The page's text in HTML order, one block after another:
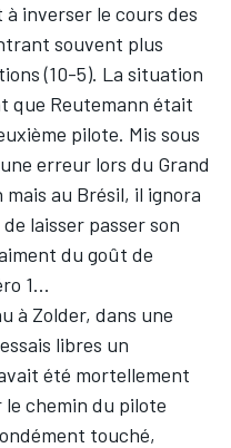
inverser le cours des
souvent plus
(10-5). La situation
que Reutemann était
pilote. Mis sous
erreur lors du Grand
au Brésil, il ignora
laisser passer son
du goût de
1...
à Zolder, dans une
libres un
été mortellement
chemin du pilote
touché,